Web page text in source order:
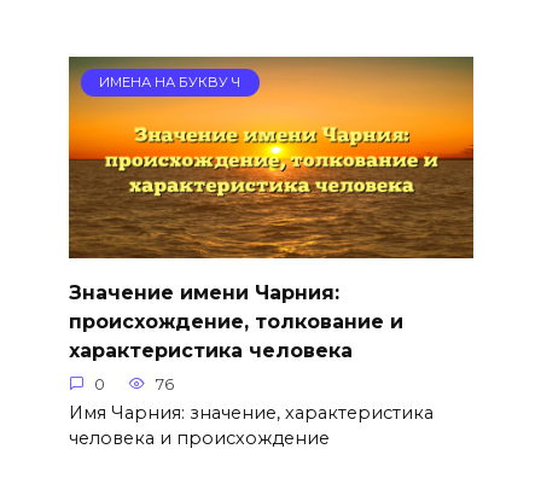
ИМЕНА НА БУКВУ Ч
Значение имени Чарния:
происхождение, толкование и
характеристика человека
0 76
Имя Чарния: значение, характеристика
человека и происхождение